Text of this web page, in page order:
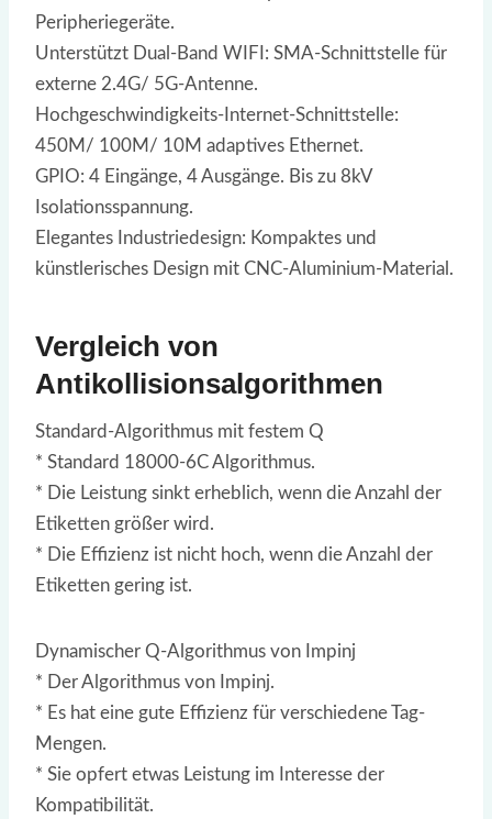
Peripheriegeräte.
Unterstützt Dual-Band WIFI: SMA-Schnittstelle für
externe 2.4G/ 5G-Antenne.
Hochgeschwindigkeits-Internet-Schnittstelle:
450M/ 100M/ 10M adaptives Ethernet.
GPIO: 4 Eingänge, 4 Ausgänge. Bis zu 8kV
Isolationsspannung.
Elegantes Industriedesign: Kompaktes und
künstlerisches Design mit CNC-Aluminium-Material.
Vergleich von
Antikollisionsalgorithmen
Standard-Algorithmus mit festem Q
* Standard 18000-6C Algorithmus.
* Die Leistung sinkt erheblich, wenn die Anzahl der
Etiketten größer wird.
* Die Effizienz ist nicht hoch, wenn die Anzahl der
Etiketten gering ist.
Dynamischer Q-Algorithmus von Impinj
* Der Algorithmus von Impinj.
* Es hat eine gute Effizienz für verschiedene Tag-
Mengen.
* Sie opfert etwas Leistung im Interesse der
Kompatibilität.